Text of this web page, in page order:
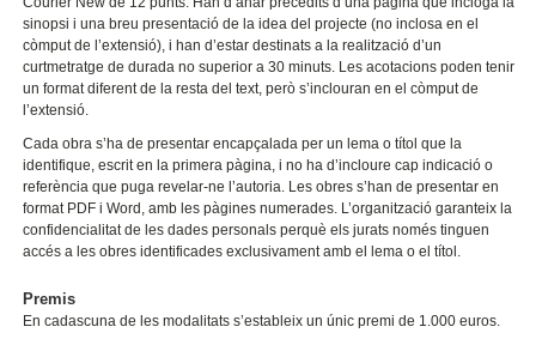
sinopsi i una breu presentació de la idea del projecte (no inclosa en el
còmput de l’extensió), i han d’estar destinats a la realització d’un
curtmetratge de durada no superior a 30 minuts. Les acotacions poden tenir
un format diferent de la resta del text, però s’inclouran en el còmput de
l’extensió.
Cada obra s’ha de presentar encapçalada per un lema o títol que la
identifique, escrit en la primera pàgina, i no ha d’incloure cap indicació o
referència que puga revelar-ne l’autoria. Les obres s’han de presentar en
format PDF i Word, amb les pàgines numerades. L’organització garanteix la
confidencialitat de les dades personals perquè els jurats només tinguen
accés a les obres identificades exclusivament amb el lema o el títol.
Premis
En cadascuna de les modalitats s’estableix un únic premi de 1.000 euros.